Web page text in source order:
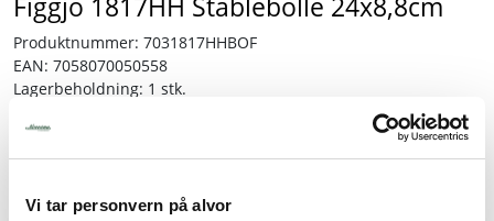
Vi tar personvern på alvor
Produktnummer: 7031817HHBOF
EAN: 7058070050558
Lagerbeholdning: 1 stk.
307,25